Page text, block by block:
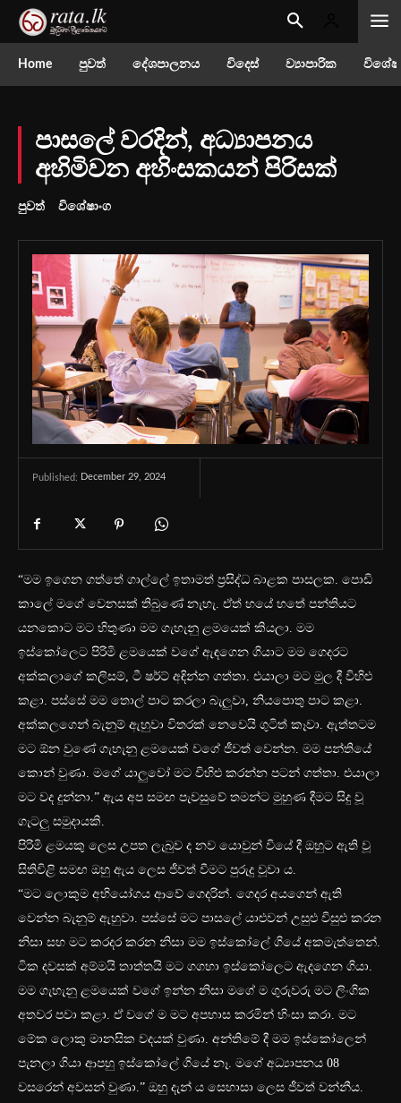
Home පුවත් දේශපාලනය විදෙස් ව්‍යාපාරික
පාසලේ වරදින්, අධ්‍යාපනය
අහිමිවන අහිංසකයන් පිරිසක්
පුවත් විශේෂාංග
Published: December 29, 2024
“මම ඉගෙන ගත්තේ ගාල්ලේ ඉතාමත් ප්‍රසිද්ධ බාළක පාසලක. පොඩි
කාලේ මගේ වෙනසක් තිබුණේ නැහැ. ඒත් හයේ හතේ පන්තියට
යනකොට මට හිතුණා මම ගැහැනු ළමයෙක් කියලා. මම
ඉස්කෝලෙට පිරිමි ළමයෙක් වගේ ඇඳගෙන ගියාට මම ගෙදරට
අක්කලාගේ කලිසම්, ටී ෂර්ට් අඳින්න ගත්තා. එයාලා මට මුල දී විහිළු
කළා. පස්සේ මම තොල් පාට කරලා බැලුවා, නියපොතු පාට කළා.
අක්කලගෙන් බැනුම් ඇහුවා විතරක් නෙවෙයි ගුටිත් කෑවා. ඇත්තටම
මට ඕන වුණේ ගැහැනු ළමයෙක් වගේ ජීවත් වෙන්න. මම පන්තියේ
කොන් වුණා. මගේ යාලුවෝ මට විහිළු කරන්න පටන් ගත්තා. එයාලා
මට වද දුන්නා.” ඇය අප සමඟ පැවසුවේ තමන්ට මුහුණ දීමට සිදු වූ
ගැටලු සමුදායකි.
පිරිමි ළමයකු ලෙස උපත ලැබුව ද නව යොවුන් වියේ දී ඔහුට ඇති වූ
සිතිවිළි සමඟ ඔහු ඇය ලෙස ජීවත් වීමට පුරුදු වූවා ය.
“මට ලොකුම අභියෝගය ආවේ ගෙදරින්. ගෙදර අයගෙන් ඇති
වෙන්න බැනුම් ඇහුවා. පස්සේ මට පාසලේ යාළුවන් උසුළු විසුළු කරන
නිසා සහ මට කරදර කරන නිසා මම ඉස්කෝලේ ගියේ අකමැත්තෙන්.
ටික දවසක් අම්මයි තාත්තයි මට ගගහා ඉස්කෝලෙට ඇදගෙන ගියා.
මම ගැහැනු ළමයෙක් වගේ ඉන්න නිසා මගේ ම ගුරුවරු මට ලිංගික
අතවර පවා කළා. ඒ වගේ ම මට අපහාස කරමින් හිංසා කරා. මට
මේක ‍ලොකු මානසික වදයක් වුණා. අන්තිමේ දී මම ඉස්කෝලෙන්
පැනලා ගියා ආපහු ඉස්කෝලේ ගියේ නෑ. මගේ අධ්‍යාපනය 08
වසරෙන් අවසන් වුණා.” ඔහු දැන් ය සෙහාසා ලෙස ජීවත් වන්නීය.